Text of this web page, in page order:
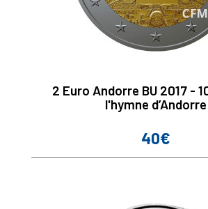
2 Euro Andorre BU 2017 -
l'hymne d’Andorre
Prix
40€